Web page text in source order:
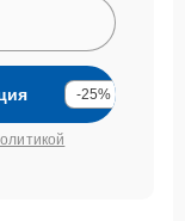
-25%